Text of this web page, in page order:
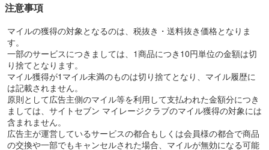
（５）個人の口座でもお申込み可能
しかも、お申込み時は個人審査のみの登記簿謄本・決算書は不要
で、約1週間で発行！※6
設立したての事業主の方もスムーズにお申込みが可能です。
※6 対象金融機関、口座種別等により、書面手続きが必要な場合は
約1週間で発行とならない場合がございます。
（６）ビジネスを飛躍させる特典・サービス
・空港ラウンジサービス無料
・コンシェルジュサービス
・ETCカード年会費無料※7
・請求書支払い代行サービス
注意事項
マイルの獲得の対象となるのは、税抜き・送料抜き価格となりま
す。
一部のサービスにつきましては、1商品につき10円単位の金額は切
り捨てとなります。
マイル獲得が1マイル未満のものは切り捨てとなり、マイル履歴に
は記載されません。
原則として広告主側のマイル等を利用して支払われた金額分につき
ましては、サイトセブン マイレージクラブのマイル獲得の対象には
含まれません。
広告主が運営しているサービスの都合もしくは会員様の都合で商品
の交換や一部でもキャンセルされた場合、マイルが無効になる可能